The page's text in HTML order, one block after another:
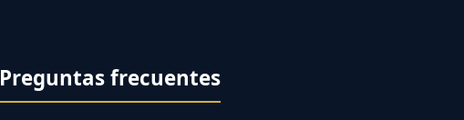
Preguntas frecuentes